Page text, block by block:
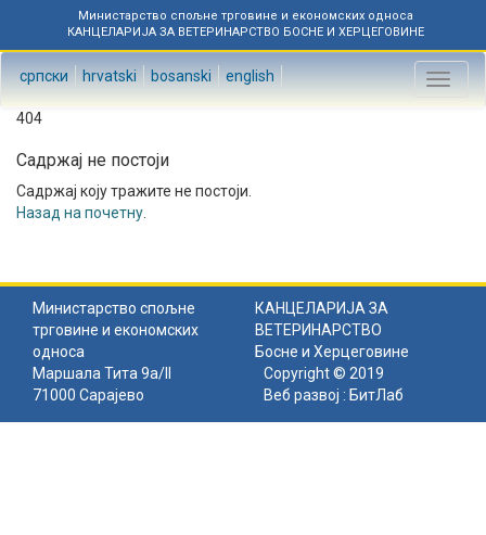
Министарство спољне трговине и економских односа
КАНЦЕЛАРИЈА ЗА ВЕТЕРИНАРСТВО БОСНЕ И ХЕРЦЕГОВИНЕ
српски hrvatski bosanski english
Toggle
404
Садржај не постоји
Садржај коју тражите не постоји.
Назад на почетну
Министарство спољне
трговине и економских
односа
КАНЦЕЛАРИЈА ЗА
ВЕТЕРИНАРСТВО
Босне и Херцеговине
Маршала Тита 9а/II
71000 Сарајево
Copyright © 2019
Веб развој : БитЛаб